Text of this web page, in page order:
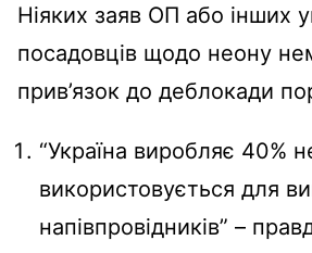
Ніяких заяв ОП або інших
посадовців щодо неону
прив’язок до деблокади
“Україна виробляє 40%
використовується для
напівпровідників” –